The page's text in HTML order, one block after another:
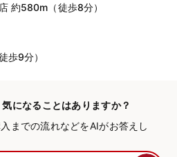
約580m（徒歩8分）
歩9分）
になることはありますか？
までの流れなどをAIがお答えし